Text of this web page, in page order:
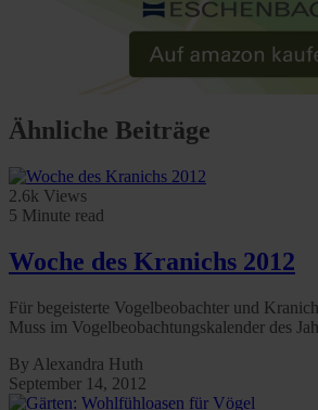
Ähnliche Beiträge
2.6k Views
5 Minute read
Woche des Kranichs 2012
Für begeisterte Vogelbeobachter und
Muss im Vogelbeobachtungskalender des
By Alexandra Huth
September 14, 2012